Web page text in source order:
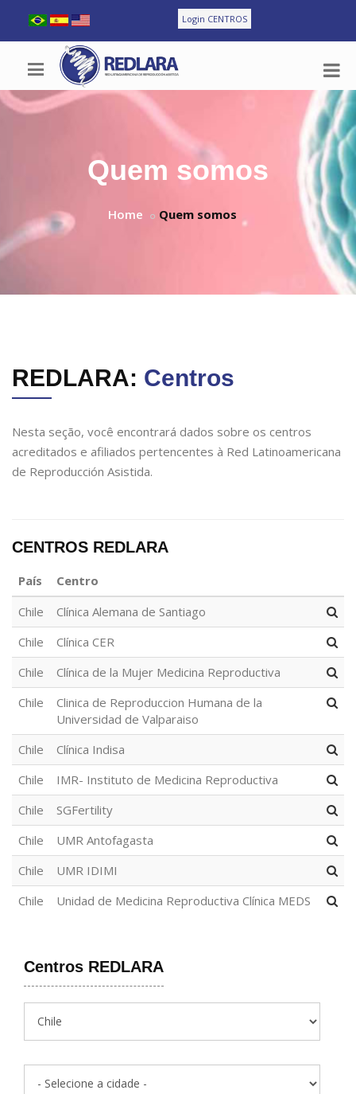
Login CENTROS
Quem somos
Home Quem somos
REDLARA: Centros
Nesta seção, você encontrará dados sobre os centros
acreditados e afiliados pertencentes à Red Latinoamericana
de Reproducción Asistida.
CENTROS REDLARA
País
Centro
Chile
Clínica Alemana de Santiago
Chile
Clínica CER
Chile
Clínica de la Mujer Medicina Reproductiva
Chile
Clinica de Reproduccion Humana de la
Universidad de Valparaiso
Chile
Clínica Indisa
Chile
IMR- Instituto de Medicina Reproductiva
Chile
SGFertility
Chile
UMR Antofagasta
Chile
UMR IDIMI
Chile
Unidad de Medicina Reproductiva Clínica MEDS
Centros REDLARA